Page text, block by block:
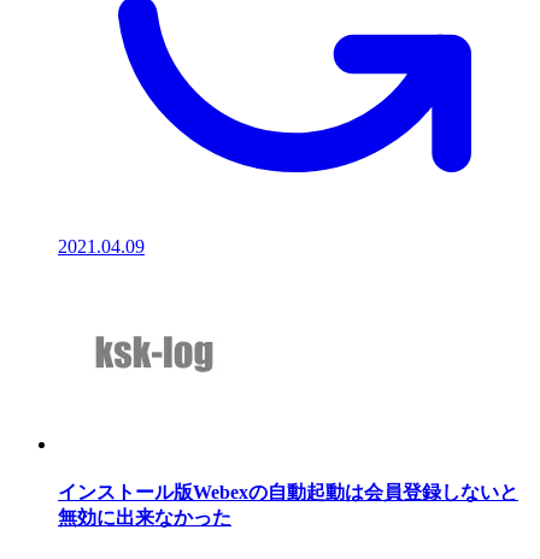
2021.04.09
インストール版Webexの自動起動は会員登録しないと
無効に出来なかった